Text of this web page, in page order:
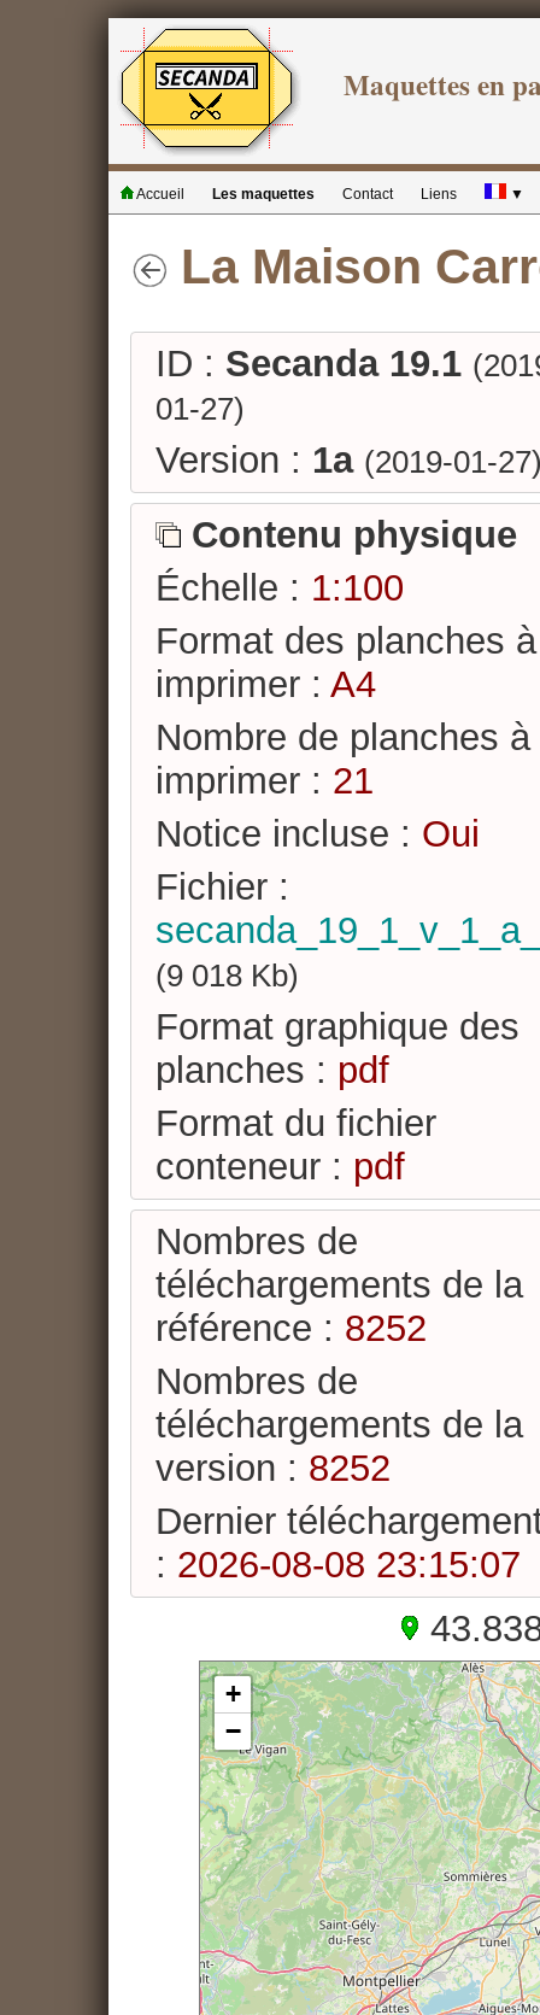
Maquettes en
Accueil Les maquettes Contact Liens ▼
La Maison
ID : Secanda 19.1
01-27)
Version : 1a (2019-01-
Contenu physique
Échelle : 1:100
Format des planches à
imprimer : A4
Nombre de planches à
imprimer : 21
Notice incluse : Oui
Fichier :
(9 018 Kb)
Format graphique des
planches : pdf
Format du fichier
conteneur : pdf
Nombres de
téléchargements de la
référence : 8252
Nombres de
téléchargements de la
version : 8252
Dernier
: 2026-08-08 23:15:07
+
−